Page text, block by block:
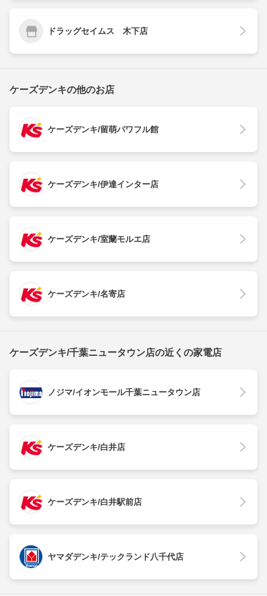
ドラッグセイムス 木下店
ケーズデンキの他のお店
ケーズデンキ/留萌パワフル館
ケーズデンキ/伊達インター店
ケーズデンキ/室蘭モルエ店
ケーズデンキ/名寄店
ケーズデンキ/千葉ニュータウン店の近くの家電店
ノジマ/イオンモール千葉ニュータウン店
ケーズデンキ/白井店
ケーズデンキ/白井駅前店
ヤマダデンキ/テックランド八千代店